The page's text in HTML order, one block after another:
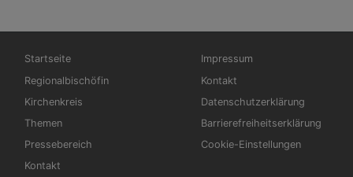
Hauptnavigation
Startseite
Regionalbischöfin
Kirchenkreis
Themen
Pressebereich
Kontakt
Fußbereichsmenü
Impressum
Kontakt
Datenschutzerklärung
Barrierefreiheitserklärung
Cookie-Einstellungen